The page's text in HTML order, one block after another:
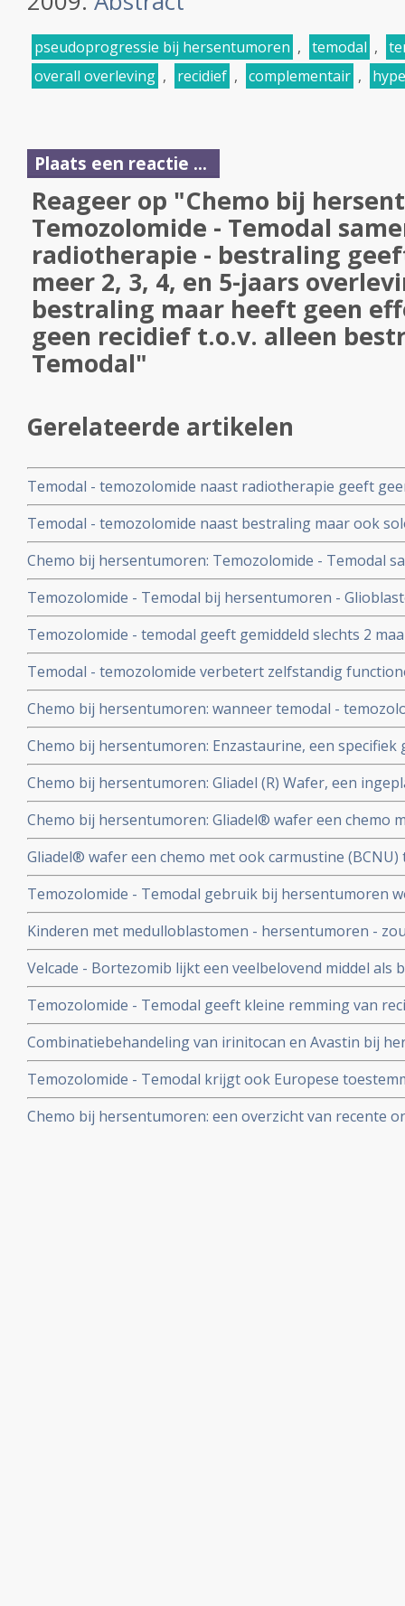
pseudoprogressie bij hersentumoren , temodal ,
overall overleving , recidief , complementair ,
Plaats een reactie ...
Reageer op "Chemo bij
Temozolomide - Temodal
radiotherapie - bestraling
meer 2, 3, 4, en 5-jaars
bestraling maar heeft geen
geen recidief t.o.v. alleen
Temodal"
Gerelateerde artikelen
Temodal - temozolomide naast radiotherapie geeft
hersentumor type astrocytoom graad 3 met geen
met gemethyleerde MGMT-promotor was er geen
Temodal - temozolomide naast bestraling maar ook
met 15 tot 20 procent bij laaggradige hersentumoren -
Chemo bij hersentumoren: Temozolomide - Temodal
bestraling geeft significant meer 2, 3, 4, en 5-jaars
maar heeft geen effect op wel of geen recidief t.o.v.
Temodal
Temozolomide - Temodal bij hersentumoren -
een pseudo progressie te zien op eerste scan en
geeft dan 5x langere mediane levensduur. Studie
onderscheiden
Temozolomide - temodal geeft gemiddeld slechts 2
voor hersentumoren - Glioblastoom - in vergelijking
werd ingezet
Temodal - temozolomide verbetert zelfstandig
met enkele weken bij lichamelijk verzwakte bejaarden
hersentumor, GMB.
Chemo bij hersentumoren: wanneer temodal -
levert dat de langste ziektevrije tijd op, al blijft de
Artikel geplaatst 3 april 2010
Chemo bij hersentumoren: Enzastaurine, een specifiek
hersentumoren faalt bij hersentumoren Glioblastoom
geplaatst 27 februari 2010
Chemo bij hersentumoren: Gliadel (R) Wafer, een
chemo na operatie zorgt voor 27% meer kans op
hersentumor. Artikel geplaatst september 2002
Chemo bij hersentumoren: Gliadel® wafer een chemo
toegediend tijdens operatie van kwaadaardige
betere 2 en 3 jaars overleving (29%) blijkt uit
Gliadel® wafer een chemo met ook carmustine
van kwaadaardige hersentumoren geeft een
(29%) blijkt uit gerandomiseerde fase III studie.
bijwerkingen
Temozolomide - Temodal gebruik bij hersentumoren
studieresultaten.
Kinderen met medulloblastomen - hersentumoren -
chemo moeten worden behandeld en pas na recidief
na studieresultaten over cognitieve beschadigingen na
Velcade - Bortezomib lijkt een veelbelovend middel
glioblastoom multiforme
Temozolomide - Temodal geeft kleine remming van
uit fase II studie
Combinatiebehandeling van irinitocan en Avastin bij
een fase II studie.
Temozolomide - Temodal krijgt ook Europese
infuus. Lees hier ook over de bijwerkingen en
Chemo bij hersentumoren: een overzicht van recente